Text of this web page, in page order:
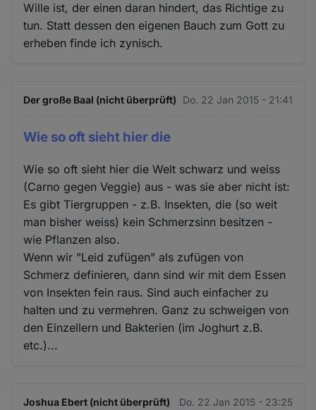
Wille ist, der einen daran hindert, das Richtige zu
tun. Statt dessen den eigenen Bauch zum Gott zu
erheben finde ich zynisch.
Der große Baal (nicht überprüft) Do. 22 Jan 2015 - 21:41
Wie so oft sieht hier die
Wie so oft sieht hier die Welt schwarz und weiss
(Carno gegen Veggie) aus - was sie aber nicht ist:
Es gibt Tiergruppen - z.B. Insekten, die (so weit
man bisher weiss) kein Schmerzsinn besitzen -
wie Pflanzen also.
Wenn wir "Leid zufügen" als zufügen von
Schmerz definieren, dann sind wir mit dem Essen
von Insekten fein raus. Sind auch einfacher zu
halten und zu vermehren. Ganz zu schweigen von
den Einzellern und Bakterien (im Joghurt z.B.
etc.)...
Joshua Ebert (nicht überprüft) Do. 22 Jan 2015 - 23:25